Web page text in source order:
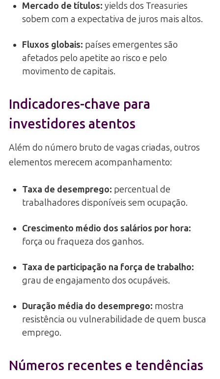
Mercado de títulos: yields dos Treasuries
sobem com a expectativa de juros mais altos.
Fluxos globais: países emergentes são
afetados pelo apetite ao risco e pelo
movimento de capitais.
Indicadores-chave para
investidores atentos
Além do número bruto de vagas criadas, outros
elementos merecem acompanhamento:
Taxa de desemprego: percentual de
trabalhadores disponíveis sem ocupação.
Crescimento médio dos salários por hora:
força ou fraqueza dos ganhos.
Taxa de participação na força de trabalho:
grau de engajamento dos ocupáveis.
Duração média do desemprego: mostra
resistência ou vulnerabilidade de quem busca
emprego.
Números recentes e tendências